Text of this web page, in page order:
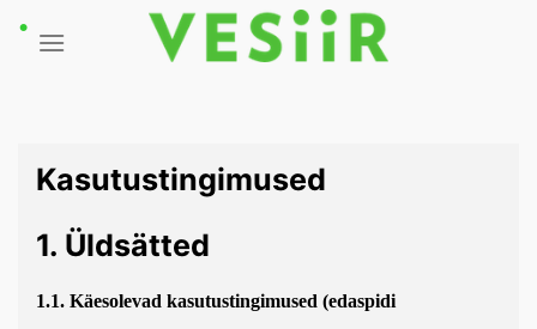
Kasutustingimused
1. Üldsätted
1.1. Käesolevad kasutustingimused (edaspidi